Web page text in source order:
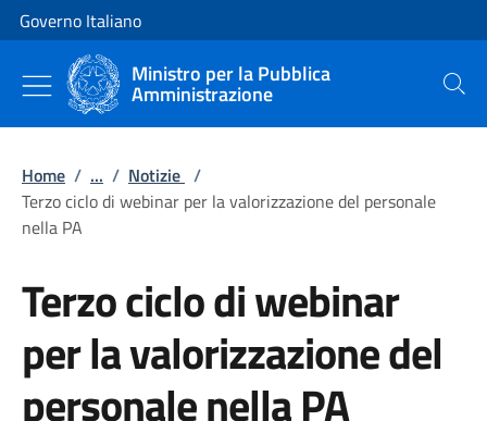
Vai al contenuto
Vai alla navigazione del sito
Governo Italiano
Ministro per la Pubblica
Amministrazione Cerca
Home / ... / Notizie /
Terzo ciclo di webinar per la valorizzazione del personale
nella PA
Terzo ciclo di webinar
per la valorizzazione del
personale nella PA